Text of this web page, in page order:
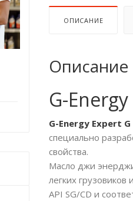
ОПИСАНИЕ
Описание
G-
G-Energy Expert
специально
свойства.
Масло джи
легких
API SG/CD и